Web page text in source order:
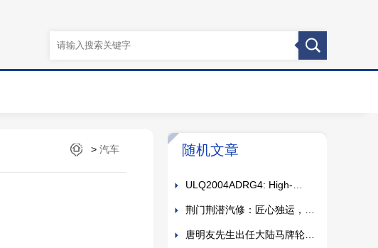
> 汽车 随机文章
权”的争论，迅速升级成了两位车
圈大佬的“隔空对喷”
Custom POP Floor Retail
Phone Battery and Headphone
Display Stand
ULQ2004ADRG4: High-
Performance Darlington
Transistor Array for Efficient
荆门荆潜汽修：匠心独运，专
业守护您的爱车
唐明友先生出任大陆马牌轮胎